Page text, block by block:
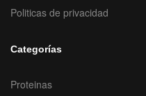
Politicas de privacidad
Categorías
Proteinas